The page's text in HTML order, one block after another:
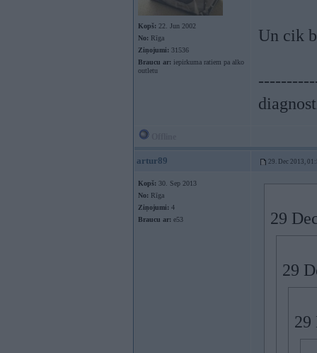
Kopš: 22. Jun 2002
No: Rīga
Ziņojumi: 31536
Braucu ar: iepirkuma ratiem pa alko
outletu
Un cik
artur89 29. Dec 2013,
Kopš: 30. Sep 2013
No: Rīga
Ziņojumi: 4
Braucu ar: e53 29
29
29